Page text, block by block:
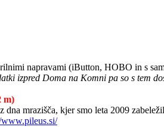
napravami (iButton, HOBO in s
izpred Doma na Komni pa so s tem
m)
mrazišča, kjer smo leta 2009
www.pileus.si/